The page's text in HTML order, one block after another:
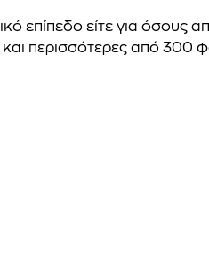
επίπεδο είτε για όσους
περισσότερες από 300